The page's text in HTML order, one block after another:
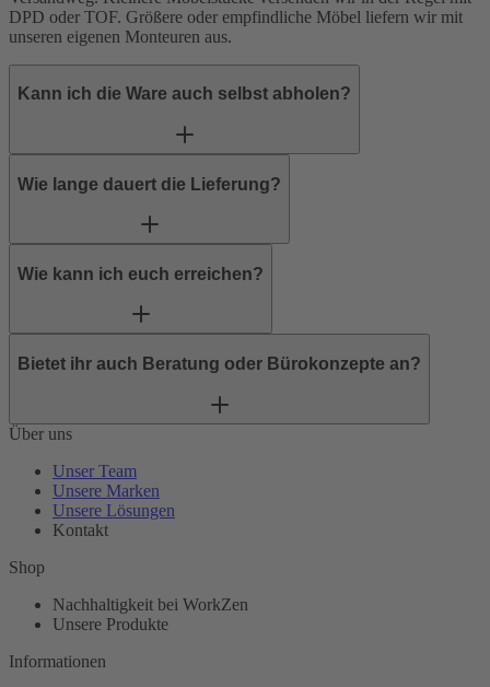
DPD oder TOF. Größere oder empfindliche Möbel liefern wir mit
unseren eigenen Monteuren aus.
Kann ich die Ware auch selbst abholen?
Wie lange dauert die Lieferung?
Wie kann ich euch erreichen?
Bietet ihr auch Beratung oder Bürokonzepte an?
Über uns
Unser Team
Unsere Marken
Unsere Lösungen
Kontakt
Shop
Nachhaltigkeit bei WorkZen
Unsere Produkte
Informationen